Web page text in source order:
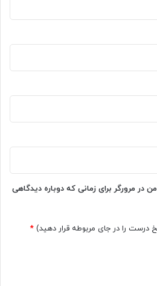
در مرورگر برای زمانی که دوباره دیدگاهی
را در جای مربوطه قرار دهید) *